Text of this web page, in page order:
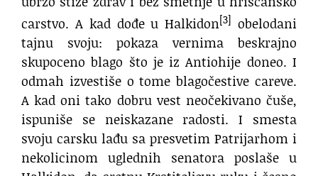
carstvo. A kad dođe u Halkidon[3] obelodani
tajnu svoju: pokaza vernima beskrajno
skupoceno blago što je iz Antiohije doneo. I
odmah izvestiše o tome blagočestive careve.
A kad oni tako dobru vest neočekivano čuše,
ispuniše se neiskazane radosti. I smesta
svoju carsku lađu sa presvetim Patrijarhom i
nekolicinom uglednih senatora poslaše u